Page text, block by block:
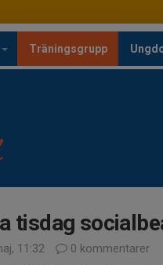
Träningsgrupp
tisdag
11:32
0 kommentarer